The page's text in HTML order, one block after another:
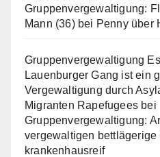
Gruppenvergewaltigung:
Mann (36) bei Penny über
Gruppenvergewaltigung
Lauenburger Gang ist ein
Vergewaltigung durch
Migranten Rapefugees bei
Gruppenvergewaltigung:
vergewaltigen bettlägerige
krankenhausreif